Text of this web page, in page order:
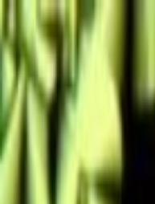
PROGRAMAÇÃO WEB